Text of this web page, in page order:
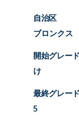
自治区
ブロンクス
開始グレード
け
最終グレード
5